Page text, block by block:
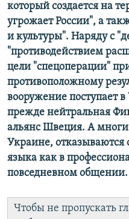
который создается на
угрожает России", а
и культуры". Наряду с
"противодействием
цели "спецоперации"
противоположному
вооружение поступает
прежде нейтральная
альянс Швеция. А
Украине, отказываются
языка как в
повседневном общении.
Чтобы не пропускать